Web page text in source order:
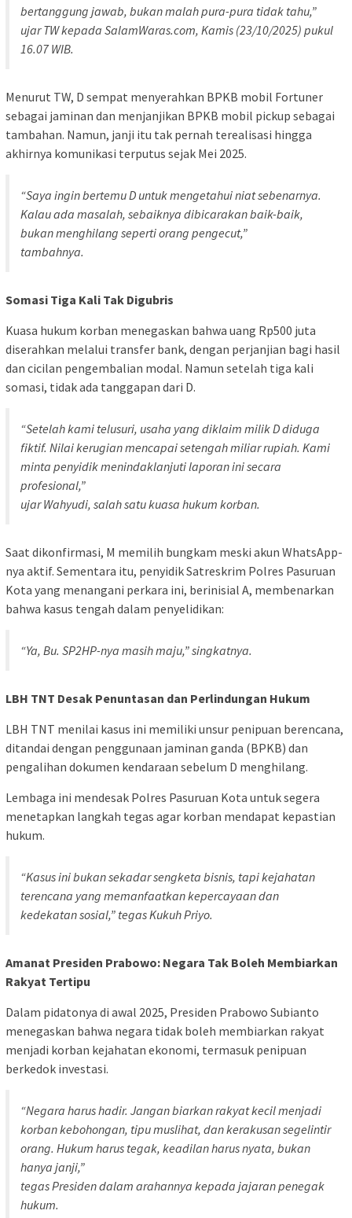
bertanggung jawab, bukan malah pura-pura tidak tahu,”
ujar TW kepada SalamWaras.com, Kamis (23/10/2025) pukul
16.07 WIB.
Menurut TW, D sempat menyerahkan BPKB mobil Fortuner
sebagai jaminan dan menjanjikan BPKB mobil pickup sebagai
tambahan. Namun, janji itu tak pernah terealisasi hingga
akhirnya komunikasi terputus sejak Mei 2025.
“Saya ingin bertemu D untuk mengetahui niat sebenarnya.
Kalau ada masalah, sebaiknya dibicarakan baik-baik,
bukan menghilang seperti orang pengecut,”
tambahnya.
Somasi Tiga Kali Tak Digubris
Kuasa hukum korban menegaskan bahwa uang Rp500 juta
diserahkan melalui transfer bank, dengan perjanjian bagi hasil
dan cicilan pengembalian modal. Namun setelah tiga kali
somasi, tidak ada tanggapan dari D.
“Setelah kami telusuri, usaha yang diklaim milik D diduga
fiktif. Nilai kerugian mencapai setengah miliar rupiah. Kami
minta penyidik menindaklanjuti laporan ini secara
profesional,”
ujar Wahyudi, salah satu kuasa hukum korban.
Saat dikonfirmasi, M memilih bungkam meski akun WhatsApp-
nya aktif. Sementara itu, penyidik Satreskrim Polres Pasuruan
Kota yang menangani perkara ini, berinisial A, membenarkan
bahwa kasus tengah dalam penyelidikan:
“Ya, Bu. SP2HP-nya masih maju,” singkatnya.
LBH TNT Desak Penuntasan dan Perlindungan Hukum
LBH TNT menilai kasus ini memiliki unsur penipuan berencana,
ditandai dengan penggunaan jaminan ganda (BPKB) dan
pengalihan dokumen kendaraan sebelum D menghilang.
Lembaga ini mendesak Polres Pasuruan Kota untuk segera
menetapkan langkah tegas agar korban mendapat kepastian
hukum.
“Kasus ini bukan sekadar sengketa bisnis, tapi kejahatan
terencana yang memanfaatkan kepercayaan dan
kedekatan sosial,” tegas Kukuh Priyo.
Amanat Presiden Prabowo: Negara Tak Boleh Membiarkan
Rakyat Tertipu
Dalam pidatonya di awal 2025, Presiden Prabowo Subianto
menegaskan bahwa negara tidak boleh membiarkan rakyat
menjadi korban kejahatan ekonomi, termasuk penipuan
berkedok investasi.
“Negara harus hadir. Jangan biarkan rakyat kecil menjadi
korban kebohongan, tipu muslihat, dan kerakusan segelintir
orang. Hukum harus tegak, keadilan harus nyata, bukan
hanya janji,”
tegas Presiden dalam arahannya kepada jajaran penegak
hukum.